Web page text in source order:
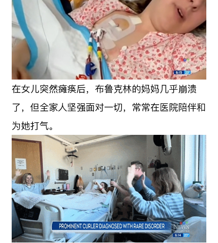
在女儿突然瘫痪后，布鲁克林的妈妈几乎崩溃
了，但全家人坚强面对一切，常常在医院陪伴和
为她打气。